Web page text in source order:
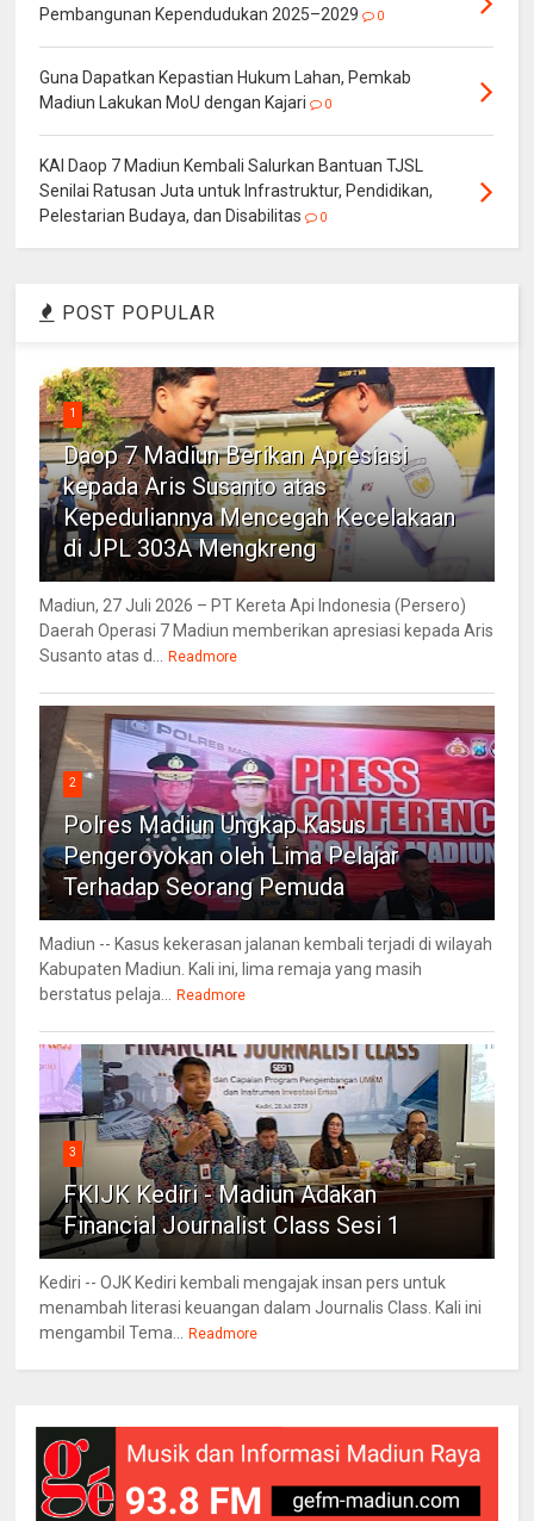
Pembangunan Kependudukan 2025–2029
0
Guna Dapatkan Kepastian Hukum Lahan, Pemkab
Madiun Lakukan MoU dengan Kajari
0
KAI Daop 7 Madiun Kembali Salurkan Bantuan TJSL
Senilai Ratusan Juta untuk Infrastruktur, Pendidikan,
Pelestarian Budaya, dan Disabilitas
0
POST POPULAR
1
Daop 7 Madiun Berikan Apresiasi
kepada Aris Susanto atas
Kepeduliannya Mencegah Kecelakaan
di JPL 303A Mengkreng
Madiun, 27 Juli 2026 – PT Kereta Api Indonesia (Persero)
Daerah Operasi 7 Madiun memberikan apresiasi kepada Aris
Susanto atas d...
Readmore
2
Polres Madiun Ungkap Kasus
Pengeroyokan oleh Lima Pelajar
Terhadap Seorang Pemuda
Madiun -- Kasus kekerasan jalanan kembali terjadi di wilayah
Kabupaten Madiun. Kali ini, lima remaja yang masih
berstatus pelaja...
Readmore
3
FKIJK Kediri - Madiun Adakan
Financial Journalist Class Sesi 1
Kediri -- OJK Kediri kembali mengajak insan pers untuk
menambah literasi keuangan dalam Journalis Class. Kali ini
mengambil Tema...
Readmore